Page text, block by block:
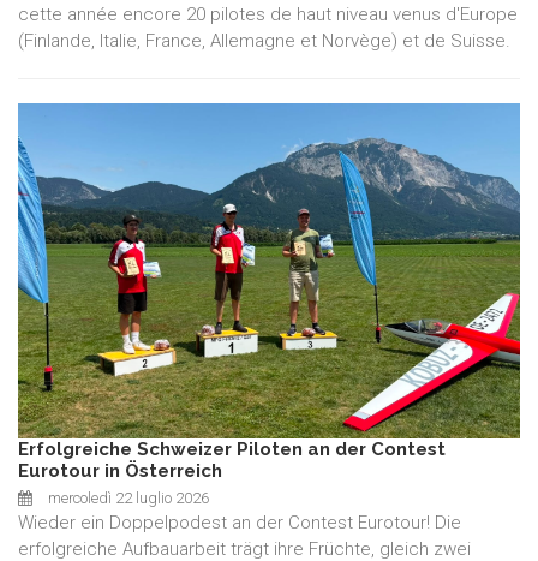
cette année encore 20 pilotes de haut niveau venus d'Europe
(Finlande, Italie, France, Allemagne et Norvège) et de Suisse.
Erfolgreiche Schweizer Piloten an der Contest
Eurotour in Österreich
mercoledì 22 luglio 2026
Wieder ein Doppelpodest an der Contest Eurotour! Die
erfolgreiche Aufbauarbeit trägt ihre Früchte, gleich zwei